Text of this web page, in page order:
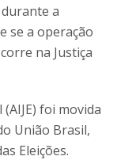
a
se a operação
na Justiça
foi movida
União Brasil,
Eleições.